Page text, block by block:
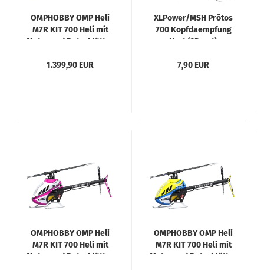
OMPHOBBY OMP Heli
M7R KIT 700 Heli mit
Motor und Rotorblätter
1.399,90 EUR
XLPower/MSH Prôtos
700 Kopfdaempfung
Hart (3D, rot)
7,90 EUR
OMPHOBBY OMP Heli
M7R KIT 700 Heli mit
Motor und Rotorblätter
OMPHOBBY OMP Heli
M7R KIT 700 Heli mit
Motor und Rotorblätter